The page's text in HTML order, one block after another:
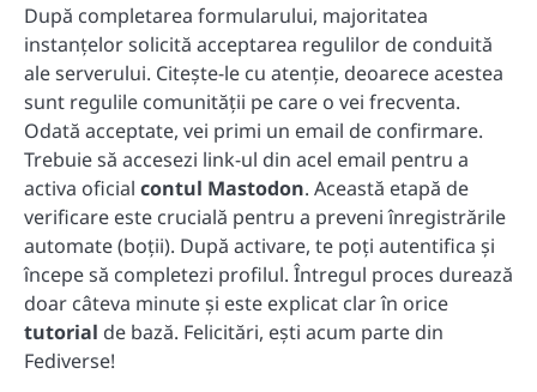
După completarea formularului, majoritatea
instanțelor solicită acceptarea regulilor de conduită
ale serverului. Citește-le cu atenție, deoarece acestea
sunt regulile comunității pe care o vei frecventa.
Odată acceptate, vei primi un email de confirmare.
Trebuie să accesezi link-ul din acel email pentru a
activa oficial contul Mastodon. Această etapă de
verificare este crucială pentru a preveni înregistrările
automate (boții). După activare, te poți autentifica și
începe să completezi profilul. Întregul proces durează
doar câteva minute și este explicat clar în orice
tutorial de bază. Felicitări, ești acum parte din
Fediverse!